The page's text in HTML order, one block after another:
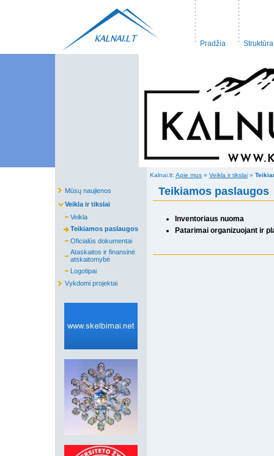
Pradžia Struktūra
Kalnai.lt:Apie mus »Veikla ir tikslai »
Mūsų naujienos
Veikla ir tikslai
Veikla
Teikiamos paslaugos
Oficialūs dokumentai
Ataskaitos ir finansinė
atskaitomybė
Logotipai
Vykdomi projektai
Teikiamos paslaugos
Inventoriaus nuoma
Patarimai organizuojant ir